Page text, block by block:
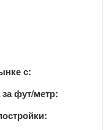
с:
фут/метр: